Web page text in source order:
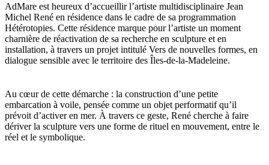
AdMare est heureux d’accueillir l’artiste multidisciplinaire Jean
Michel René en résidence dans le cadre de sa programmation
Hétérotopies. Cette résidence marque pour l’artiste un moment
charnière de réactivation de sa recherche en sculpture et en
installation, à travers un projet intitulé Vers de nouvelles formes, en
dialogue sensible avec le territoire des Îles-de-la-Madeleine.
Au cœur de cette démarche : la construction d’une petite
embarcation à voile, pensée comme un objet performatif qu’il
prévoit d’activer en mer. À travers ce geste, René cherche à faire
dériver la sculpture vers une forme de rituel en mouvement, entre le
réel et le symbolique.